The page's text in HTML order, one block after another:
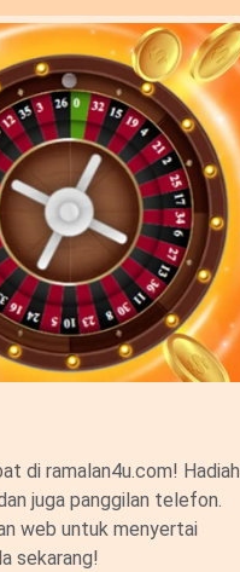
di ramalan4u.com! Hadiah
juga panggilan telefon.
web untuk menyertai
sekarang!